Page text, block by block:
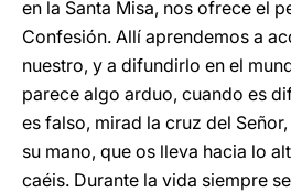
en la Santa Misa, nos ofrece el
Confesión. Allí aprendemos a
nuestro, y a difundirlo en el
parece algo arduo, cuando es
es falso, mirad la cruz del
su mano, que os lleva hacia lo
caéis. Durante la vida siempre